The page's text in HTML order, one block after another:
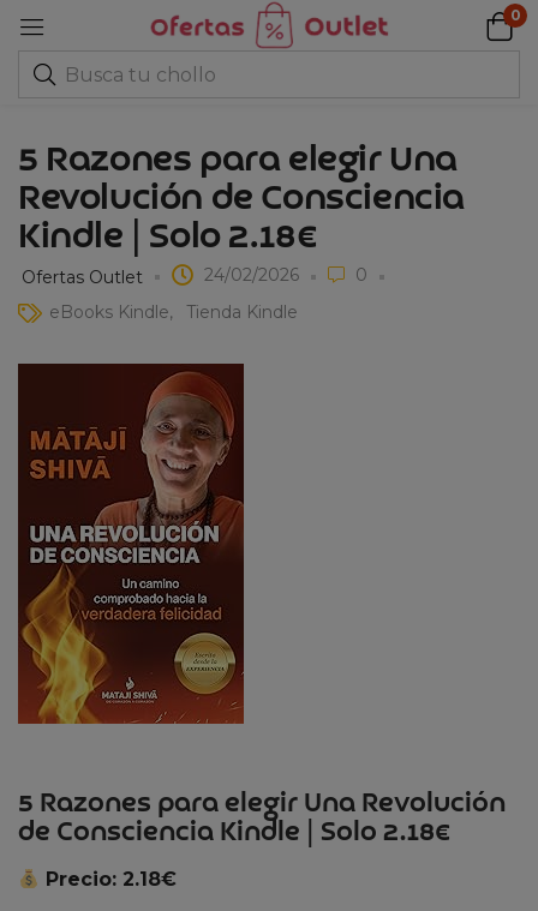
0
5 Razones para elegir Una
Revolución de Consciencia
Kindle | Solo 2.18€
Ofertas Outlet 24/02/2026
0
eBooks Kindle
Tienda Kindle
5 Razones para elegir Una Revolución
de Consciencia Kindle | Solo 2.18€
Precio: 2.18€